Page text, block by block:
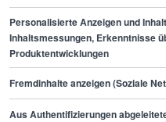
Finde den
der zu dir
Personalisierte Anzeigen und
Inhaltsmessungen, Erkenntnisse
Produktentwicklungen
Fremdinhalte anzeigen (Soziale
Aus Authentifizierungen